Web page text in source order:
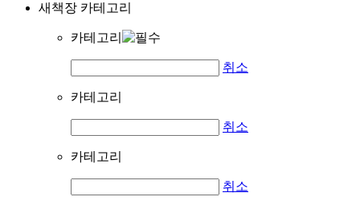
새책장 카테고리
카테고리
취소
카테고리
취소
카테고리
취소